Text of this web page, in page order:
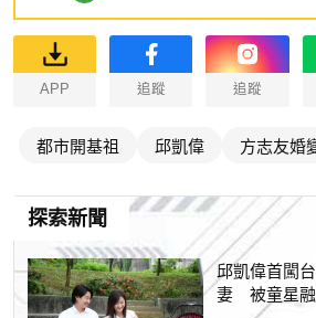
APP 追蹤 追蹤
都市開基祖 邱凱偉 方志友婚
探索新聞
邱凱偉首闖
妻 被童星融